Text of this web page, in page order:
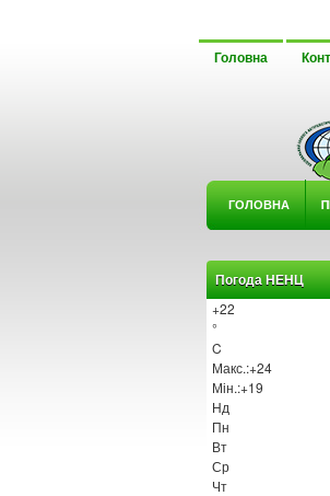
Головна
ГОЛОВНА
Погода НЕНЦ
+22
°
C
Макс.:+24
Мін.:+19
Нд
Пн
Вт
Ср
Чт